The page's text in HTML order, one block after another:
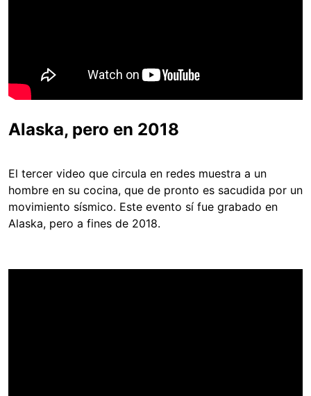
Alaska, pero en 2018
El tercer video que circula en redes muestra a un
hombre en su cocina, que de pronto es sacudida por un
movimiento sísmico. Este evento sí fue grabado en
Alaska, pero a fines de 2018.